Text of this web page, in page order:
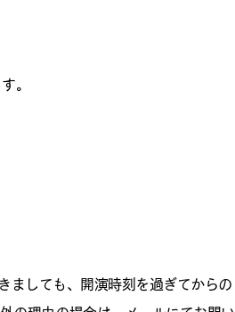
。
しても、開演時刻を過ぎてからの